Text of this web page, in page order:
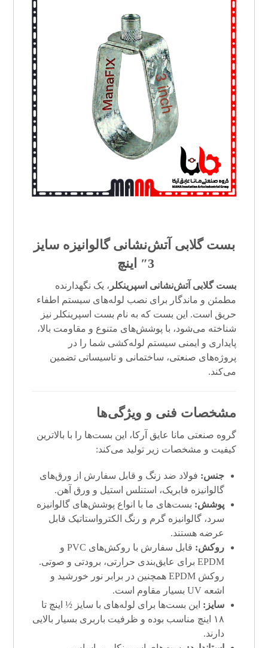
بست گلابی آتش‌نشانی گالوانیزه سایز
3″ اینچ
بست گلابی آتش‌نشانی اسپرینکلر ، یک نگهدارنده
مطمئن و ماندگار برای نصب لوله‌های سیستم اطفاء
حریق است. این بست که به نام بست اسپرینکلر نیز
شناخته می‌شود، با پوشش‌های متنوع و مقاومت بالا،
پایداری و ایمنی سیستم لوله‌کشی شما را در
پروژه‌های صنعتی، ساختمانی و تاسیساتی تضمین
می‌کند.
مشخصات فنی و ویژگی‌ها
گروه صنعتی مانا عایق آرکا، این بست‌ها را با بالاترین
کیفیت و مشخصات زیر تولید می‌کند:
جنس: فولاد ضد زنگ و قابل سفارش از ورق‌های
گالوانیزه فابریک، استنلس استیل و ورق آهن.
پوشش: بست‌های ما با انواع پوشش‌های گالوانیزه
سرد، گالوانیزه گرم و رنگ الکترواستاتیک قابل
عرضه هستند.
روکش:
قابل سفارش با روکش‌های PVC و
EPDM برای عایق‌بندی حرارتی، برودتی و صوتی.
روکش EPDM همچنین در برابر نور خورشید و
اشعه UV بسیار مقاوم است.
سایز: این بست‌ها برای لوله‌های با سایز ½ اینچ تا
۱۸ اینچ مناسب بوده و ظرفیت باربری بسیار بالایی
دارند.